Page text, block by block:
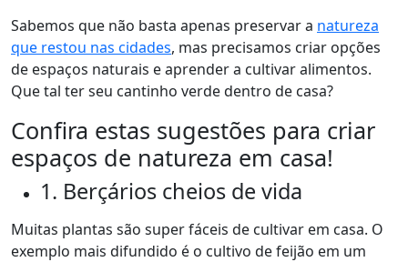
Sabemos que não basta apenas preservar a natureza
que restou nas cidades, mas precisamos criar opções
de espaços naturais e aprender a cultivar alimentos.
Que tal ter seu cantinho verde dentro de casa?
Confira estas sugestões para criar
espaços de natureza em casa!
1. Berçários cheios de vida
Muitas plantas são super fáceis de cultivar em casa. O
exemplo mais difundido é o cultivo de feijão em um